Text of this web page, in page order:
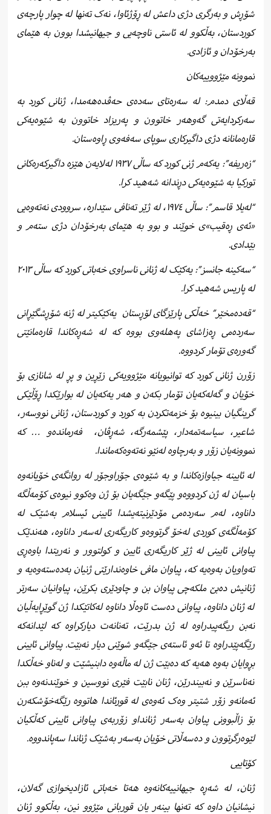
شۆڕش و بەرگری دژی داعش لە ڕۆژئاوا، نەک تەنها لە چوار پارچەی
کوردستان، بەڵکوو لە ئاستی ناوچەیی و جیهانیشدا بوون بە هێمای
بەرخۆدان و ئازادی.
نموونە مێژووییەکان
قەڵای دمدم: لە سەرەتای سەدەی حەڤدەهەمدا، ژنانی کورد بە
سەرکردایەتی گەوهەر خاتوون و پەریزاد خاتوون بە شێوەیەکی
قارەمانانە دژی داگیرکاری سوپای سەفەوی ڕاوەستان.
“زەریفە”: یەکەم ژنی کورد کە ساڵی ١٩٣٧ لەلایەن هێزە داگیرکەرەکانی
تورکیا بە شێوەیەکی دڕندانە شەهید کرا.
“لەیلا قاسم”: ساڵی ١٩٧٤، لە ژێر تەنافی سێدارە، سروودی نەتەوەیی
«ئەی ڕەقیب»ی خوێند و بوو بە هێمای بەرخۆدان دژی ستەم و
بێدادی.
“سەکینە جانسز”: یەکێک لە ژنانی ناسراوی خەباتی کورد کە ساڵی ٢٠١٣
لە پاریس شەهید کرا.
“قەدەمخێر” خەڵکی پارێزگای لۆڕستان یەکێکیتر لە ژنە شۆڕشگێڕانی
سەردەمی ڕەزاشای پەهلەوی بووە کە لە شەڕەکاندا قارەمانێتی
گەورەی تۆمار کردووە.
زۆرن ژنانی کورد کە توانیویانە مێژوویەکی زێڕین و پڕ لە شانازی بۆ
خۆیان و گەلەکەیان تۆمار بکەن و هەر یەکەیان لە بوارێکدا ڕۆڵێکی
گرینگیان بینیوە بۆ خزمەتکردن بە کورد و کوردستان، ژنانی نووسەر،
شاعیر، سیاسەتمەدار، پێشمەرگە، شەڕڤان،
فەرماندەو … کە
نموونەیان زۆر و بەرچاوە لەنێو نەتەوەکەماندا.
لە ئایینە جیاوازەکاندا و بە شێوەی جۆراوجۆر لە روانگەی خۆیانەوە
باسیان لە ژن کردووەو پێگەو جێگەیان بۆ ژن وەکوو نیوەی کۆمەڵگە
داناوە، لەم سەردەمی مۆدێرنیتەیشدا ئایینی ئیسلام بەشێک لە
کۆمەڵگەی کوردی لەخۆ گرتووەو کاریگەری لەسەر داناوە، هەندێک
پیاوانی ئایینی لە ژێر کاریگەری ئایین و کولتوور و نەریتدا باوەڕی
تەواویان بەوەیە کە، پیاوان مافی خاوەندارێتی ژنیان بەدەستەوەیە و
ژنانیش دەبێ ملکەچی پیاوان بن و چاودێری بکرێن، پیاوانیان سەرتر
لە ژنان داناوە، پیاوانی دەست ئاوەڵا داناوە لەکاتێکدا ژن گوێڕایەڵیان
نەبن ریگەپیدراوە لە ژن بدرێت، تەنانەت دیارکراوە کە لێدانەکە
رێگەپێدراوە تا ئەو ئاستەی جێگەو شوێنی دیار نەبێت. پیاوانی ئایینی
بڕوایان بەوە هەیە کە دەبێت ژن لە ماڵەوە دابنیشێت و لەناو خەڵکدا
نەناسرێن و نەبیندرێن، ژنان نابێت فێری نووسین و خوێندنەوە ببن
ئەمانەو زۆر شتیتر وەک ئەوەی لە قورئاندا هاتووە رێگەخۆشکەرن
بۆ زاڵبوونی پیاوان بەسەر ژنانداو زۆربەی پیاوانی ئایینی کەڵکیان
لێوەرگرتوون و دەسەڵاتی خۆیان بەسەر بەشێک ژناندا سەپاندووە.
کۆتاییی
ژنان، لە شەڕە جیهانییەکانەوە هەتا خەباتی ئازادیخوازی گەلان،
نیشانیان داوە کە تەنها بینەر یان قوربانی مێژوو نین، بەڵکوو ژنان